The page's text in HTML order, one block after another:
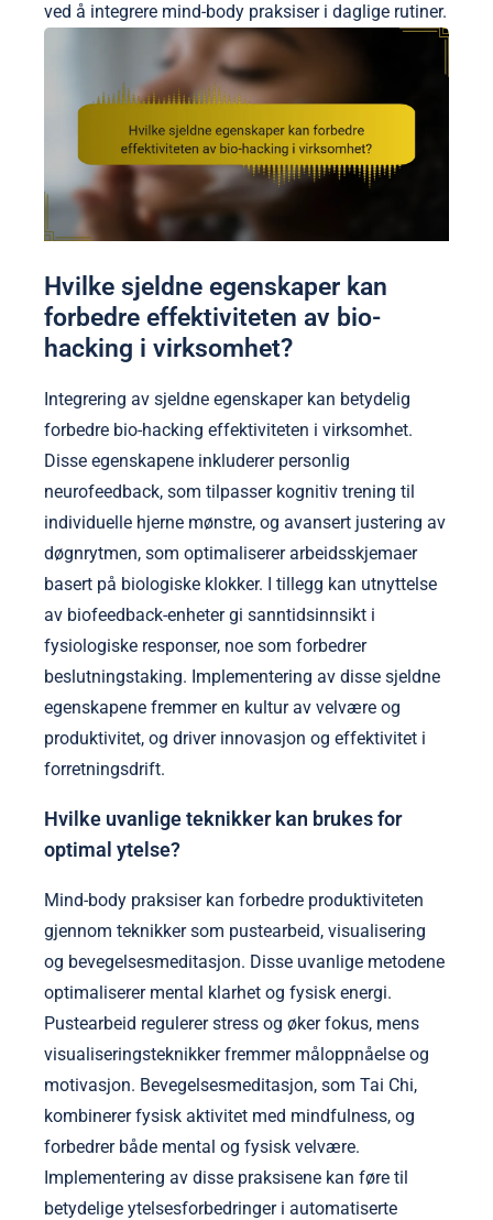
ved å integrere mind-body praksiser i daglige rutiner.
Hvilke sjeldne egenskaper kan
forbedre effektiviteten av bio-
hacking i virksomhet?
Integrering av sjeldne egenskaper kan betydelig
forbedre bio-hacking effektiviteten i virksomhet.
Disse egenskapene inkluderer personlig
neurofeedback, som tilpasser kognitiv trening til
individuelle hjerne mønstre, og avansert justering av
døgnrytmen, som optimaliserer arbeidsskjemaer
basert på biologiske klokker. I tillegg kan utnyttelse
av biofeedback-enheter gi sanntidsinnsikt i
fysiologiske responser, noe som forbedrer
beslutningstaking. Implementering av disse sjeldne
egenskapene fremmer en kultur av velvære og
produktivitet, og driver innovasjon og effektivitet i
forretningsdrift.
Hvilke uvanlige teknikker kan brukes for
optimal ytelse?
Mind-body praksiser kan forbedre produktiviteten
gjennom teknikker som pustearbeid, visualisering
og bevegelsesmeditasjon. Disse uvanlige metodene
optimaliserer mental klarhet og fysisk energi.
Pustearbeid regulerer stress og øker fokus, mens
visualiseringsteknikker fremmer måloppnåelse og
motivasjon. Bevegelsesmeditasjon, som Tai Chi,
kombinerer fysisk aktivitet med mindfulness, og
forbedrer både mental og fysisk velvære.
Implementering av disse praksisene kan føre til
betydelige ytelsesforbedringer i automatiserte